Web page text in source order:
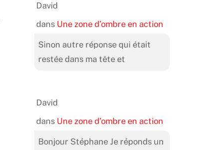
David
dans Une zone d’ombre en action
Sinon autre réponse qui était
restée dans ma tête et
David
dans Une zone d’ombre en action
Bonjour Stéphane Je réponds un